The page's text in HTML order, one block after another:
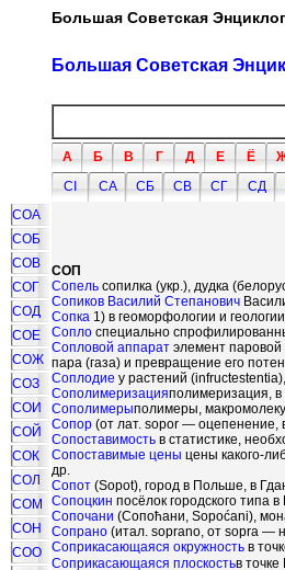
Большая Советская
Большая Советская
А Б В Г Д Е Ё
СI
СА СБ СВ СГ СД
СОА
СОБ
СОВ
СОГ
СОД
СОЕ
СОЖ
СОЗ
СОИ
СОЙ
СОК
СОЛ
СОМ
СОН
СОО
СОП
Сопель сопилка (укр.), дудка
Сопиков Василий Степанович
Сопка 1) в геоморфологии и
Сопло специально
Сопловой аппарат элемент
пара (газа) и превращение его
Соплодие у растений
Сополимеризацияполимеризация, в
Сополимерыполимеры,
Сопор (от лат. sopor — оцепенение,
Сопоставимость в статистике,
Сопоставимые цены цены какого-
др.
Сопот (Sopot), город в Польше, в
Сопоцкин посёлок городского типа
Сопочани (Сопоћани, Sopoćani),
Сопрано (итал. soprano, от sopra —
Соприкасающаяся окружность в
Соприкасающаяся плоскостьв